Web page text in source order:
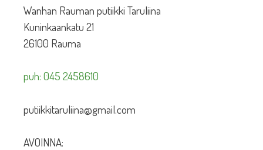
Wanhan Rauman putiikki Taruliina
Kuninkaankatu 21
26100 Rauma
puh: 045 2458610
putiikkitaruliina@gmail.com
AVOINNA: